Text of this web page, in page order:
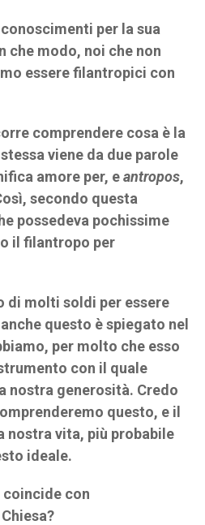
per la sua
che modo, noi che non
essere filantropici con
comprendere cosa è la
viene da due parole
amore per, eantropos,
secondo questa
possedeva pochissime
il filantropo per
di molti soldi per essere
questo è spiegato nel
per molto che esso
con il quale
nostra generosità. Credo
questo, e il
nostra vita, più probabile
ideale.
con